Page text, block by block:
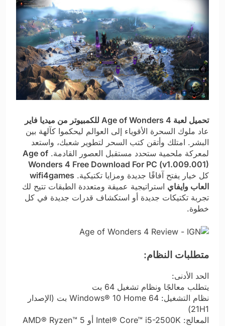
تحميل لعبة Age of Wonders 4 للكمبيوتر من ميديا فاير
عاد ملوك السحرة الأقوياء إلى العوالم ليحكموا كآلهة بين
البشر. امتلك وأتقن كتب السحر لتطوير شعبك، واستعد
لمعركة ملحمية ستحدد مستقبل العصور القادمة. Age of
Wonders 4 Free Download For PC (v1.009.001)
كل خيار يفتح آفاقًا جديدة ومزايا تكتيكية. wifi4games
العاب وايفاي استراتيجية عميقة ومتعددة الطبقات تتيح لك
تجربة تكتيكات جديدة أو استكشاف قدرات جديدة في كل
خطوة.
متطلبات النظام:
الحد الأدنى:
يتطلب معالجًا ونظام تشغيل 64 بت
نظام التشغيل: Windows® 10 Home 64 بت (الإصدار
21H1)
المعالج: Intel® Core™ i5-2500K أو AMD® Ryzen™ 5